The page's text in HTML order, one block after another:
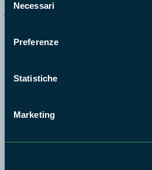
delNecessari
Preferenze
Statistiche
Marketing